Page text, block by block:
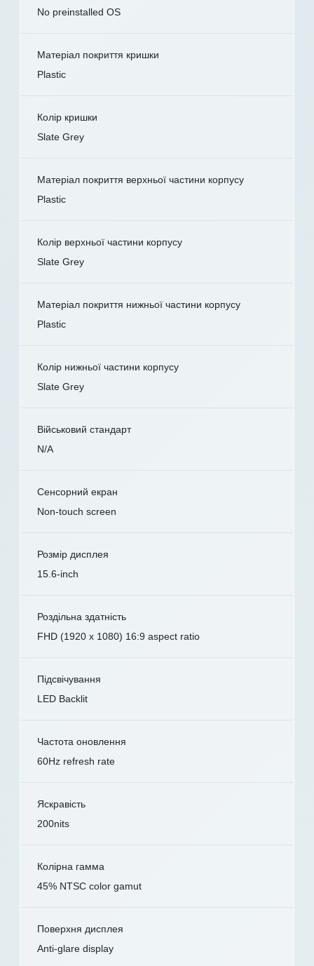
No preinstalled OS
Матеріал покриття кришки
Plastic
Колір кришки
Slate Grey
Матеріал покриття верхньої частини корпусу
Plastic
Колір верхньої частини корпусу
Slate Grey
Матеріал покриття нижньої частини корпусу
Plastic
Колір нижньої частини корпусу
Slate Grey
Військовий стандарт
N/A
Сенсорний екран
Non-touch screen
Розмір дисплея
15.6-inch
Роздільна здатність
FHD (1920 x 1080) 16:9 aspect ratio
Підсвічування
LED Backlit
Частота оновлення
60Hz refresh rate
Яскравість
200nits
Колірна гамма
45% NTSC color gamut
Поверхня дисплея
Anti-glare display